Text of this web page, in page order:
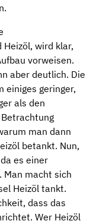
Heizöl, wird klar,
vorweisen.
aber deutlich. Die
einiges geringer,
als den
man dann
betankt. Nun,
es einer
Man macht sich
Heizöl tankt.
dass das
Wer Heizöl